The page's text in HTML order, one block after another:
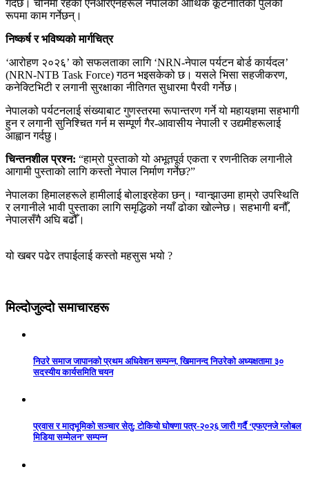
गर्दछ। चीनमा रहेका एनआरएनहरूले नेपालको आर्थिक कूटनीतिको पुलको
रूपमा काम गर्नेछन्।
निष्कर्ष र भविष्यको मार्गचित्र
‘आरोहण २०२६’ को सफलताका लागि ‘NRN-नेपाल पर्यटन बोर्ड कार्यदल’
(NRN-NTB Task Force) गठन भइसकेको छ। यसले भिसा सहजीकरण,
कनेक्टिभिटी र लगानी सुरक्षाका नीतिगत सुधारमा पैरवी गर्नेछ।
नेपालको पर्यटनलाई संख्याबाट गुणस्तरमा रूपान्तरण गर्ने यो महायज्ञमा सहभागी
हुन र लगानी सुनिश्चित गर्न म सम्पूर्ण गैर-आवासीय नेपाली र उद्यमीहरूलाई
आह्वान गर्दछु।
चिन्तनशील प्रश्न: “हाम्रो पुस्ताको यो अभूतपूर्व एकता र रणनीतिक लगानीले
आगामी पुस्ताको लागि कस्तो नेपाल निर्माण गर्नेछ?”
नेपालका हिमालहरूले हामीलाई बोलाइरहेका छन्। ग्वान्झाउमा हाम्रो उपस्थिति
र लगानीले भावी पुस्ताका लागि समृद्धिको नयाँ ढोका खोल्नेछ। सहभागी बनौँ,
नेपालसँगै अघि बढौँ।
यो खबर पढेर तपाईलाई कस्तो महसुस भयो ?
मिल्दोजुल्दो समाचारहरू
निउरे समाज जापानको प्रथम अधिवेशन सम्पन्न, खिमानन्द निउरेको अध्यक्षतामा ३०
सदस्यीय कार्यसमिति चयन
प्रवास र मातृभूमिको सञ्चार सेतु: टोकियो घोषणा पत्र-२०२६ जारी गर्दै ‘एफएनजे ग्लोबल
मिडिया सम्मेलन’ सम्पन्न